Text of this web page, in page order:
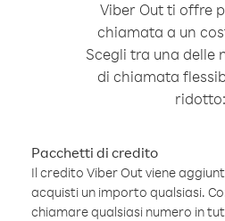
Viber Out ti offre
chiamata a un
Scegli tra una delle
di chiamata
ridotto:
Pacchetti di credito
Il credito Viber Out viene
acquisti un importo qualsiasi.
chiamare qualsiasi numero in